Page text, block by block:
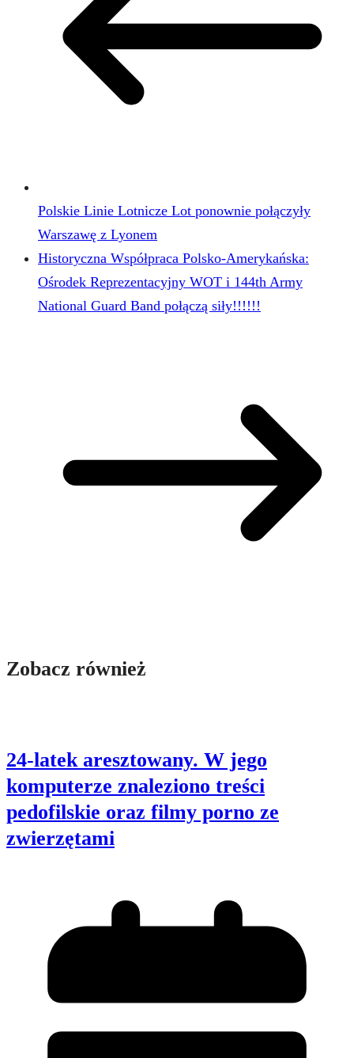
Polskie Linie Lotnicze Lot ponownie połączyły
Warszawę z Lyonem
Historyczna Współpraca Polsko-Amerykańska:
Ośrodek Reprezentacyjny WOT i 144th Army
National Guard Band połączą siły!!!!!!
Zobacz również
24-latek aresztowany. W jego
komputerze znaleziono treści
pedofilskie oraz filmy porno ze
zwierzętami